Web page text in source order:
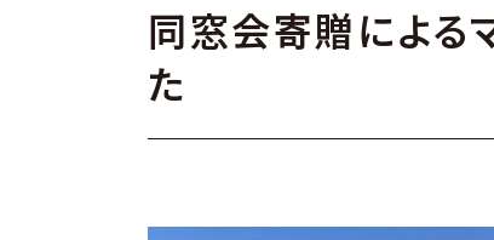
同窓会寄贈による
た